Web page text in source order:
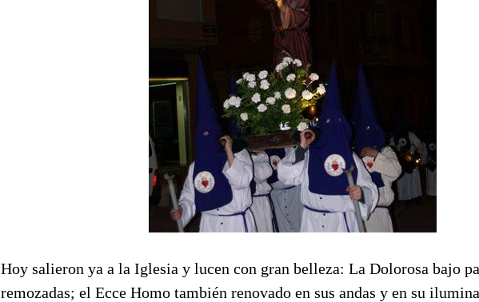
Hoy salieron ya a la Iglesia y lucen con gran belleza: La Dolorosa bajo
remozadas; el Ecce Homo también renovado en sus andas y en su